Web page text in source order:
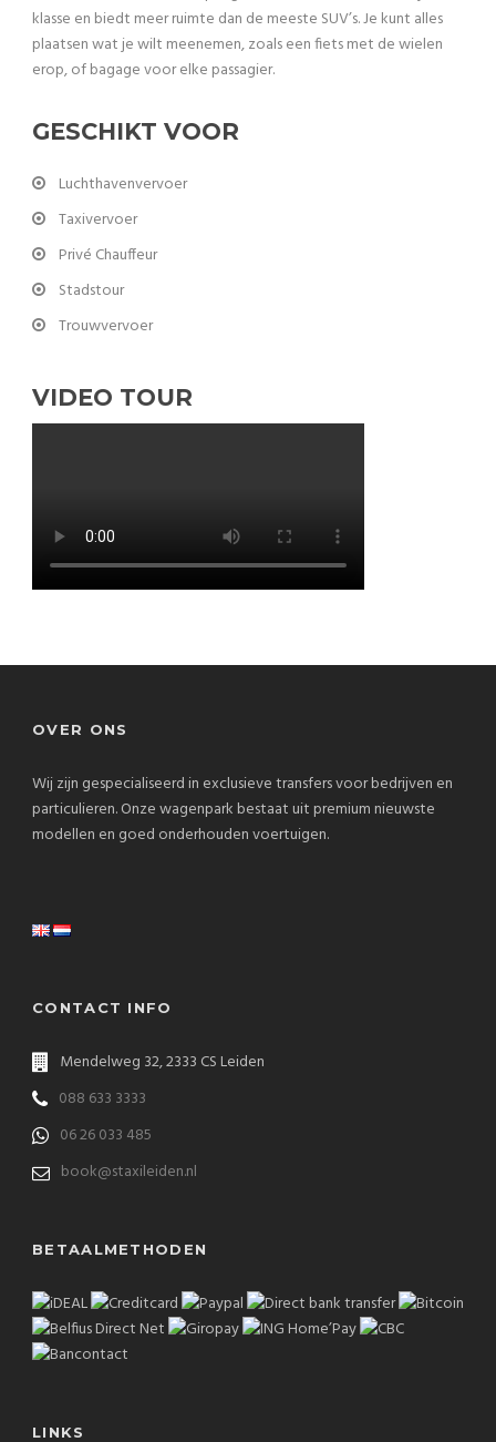
klasse en biedt meer ruimte dan de meeste SUV’s. Je kunt alles
plaatsen wat je wilt meenemen, zoals een fiets met de wielen
erop, of bagage voor elke passagier.
GESCHIKT VOOR
Luchthavenvervoer
Taxivervoer
Privé Chauffeur
Stadstour
Trouwvervoer
VIDEO TOUR
OVER ONS
Wij zijn gespecialiseerd in exclusieve transfers voor bedrijven en
particulieren. Onze wagenpark bestaat uit premium nieuwste
modellen en goed onderhouden voertuigen.
CONTACT INFO
Mendelweg 32, 2333 CS Leiden
088 633 3333
06 26 033 485
book@staxileiden.nl
BETAALMETHODEN
LINKS